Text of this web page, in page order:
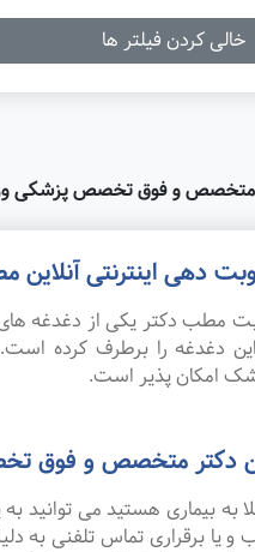
خالی کردن فیلتر ها
متخصص و فوق تخصص پزشکی
دهی اینترنتی
مطب دکتر یکی از دغدغه
این دغدغه را برطرف کرده
امکان پذیر است.
دکتر متخصص و فوق
به بیماری هستید می
یا برقراری تماس تلفنی به